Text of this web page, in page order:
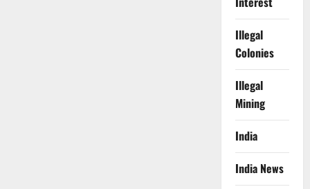
Illegal
Colonies
Illegal
Mining
India
India News